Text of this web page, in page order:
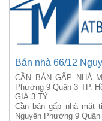
Bán nhà 66/12
CẦN BÁN GẤP NHÀ
Phường 9 Quận 3 TP.
GIÁ 3 TỶ
Cần bán gấp nhà mặt
Nguyên Phường 9